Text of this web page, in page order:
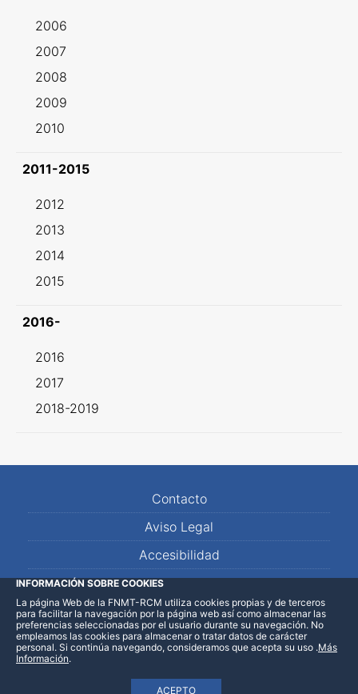
2006
2007
2008
2009
2010
2011-2015
2012
2013
2014
2015
2016-
2016
2017
2018-2019
Contacto
Aviso Legal
Accesibilidad
Mapa Web
INFORMACIÓN SOBRE COOKIES
La página Web de la FNMT-RCM utiliza cookies propias y de terceros
para facilitar la navegación por la página web así como almacenar las
preferencias seleccionadas por el usuario durante su navegación. No
empleamos las cookies para almacenar o tratar datos de carácter
personal. Si continúa navegando, consideramos que acepta su uso
ACEPTO
.Más
Información.